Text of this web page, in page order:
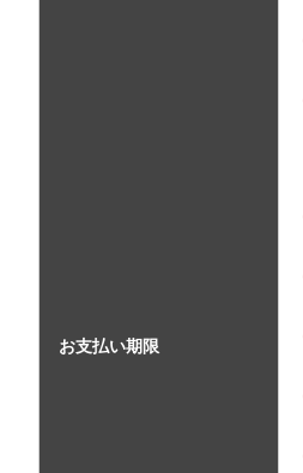
お支払い期限